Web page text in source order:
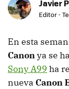
Javier
Editor -
En esta
Canonya se
Sony A99 ha
nueva Canon